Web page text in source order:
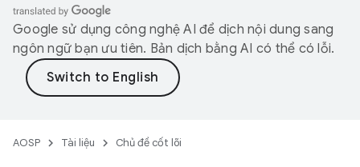
Google sử dụng công nghệ AI để dịch nội dung sang
ngôn ngữ bạn ưu tiên. Bản dịch bằng AI có thể có lỗi.
AOSP Tài liệu Chủ đề cốt lõi